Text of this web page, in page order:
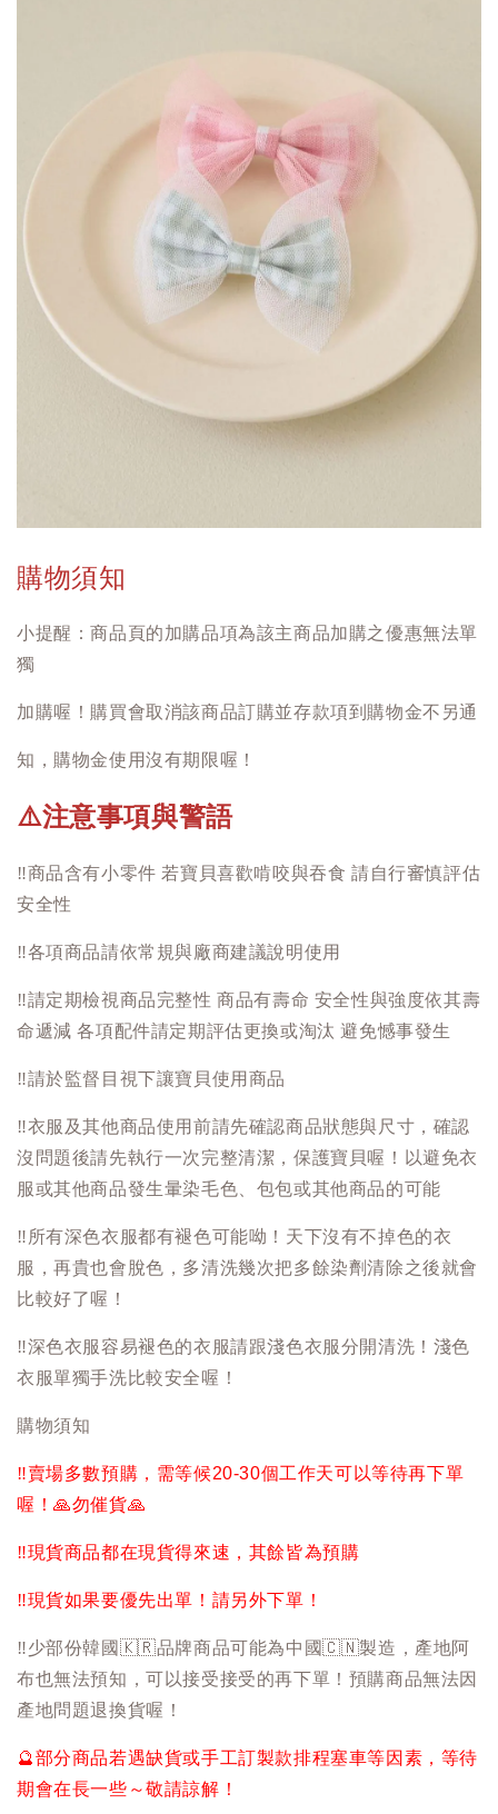
購物須知
小提醒：商品頁的加購品項為該主商品加購之優惠無法單
獨
加購喔！購買會取消該商品訂購並存款項到購物金不另通
知，購物金使用沒有期限喔！
⚠️注意事項與警語
‼️商品含有小零件 若寶貝喜歡啃咬與吞食 請自行審慎評估
安全性
‼️各項商品請依常規與廠商建議說明使用
‼️請定期檢視商品完整性 商品有壽命 安全性與強度依其壽
命遞減 各項配件請定期評估更換或淘汰 避免憾事發生
‼️請於監督目視下讓寶貝使用商品
‼️衣服及其他商品使用前請先確認商品狀態與尺寸，確認
沒問題後請先執行一次完整清潔，保護寶貝喔！以避免衣
服或其他商品發生暈染毛色、包包或其他商品的可能
‼️ 所有深色衣服都有褪色可能呦！天下沒有不掉色的衣
服，再貴也會脫色，多清洗幾次把多餘染劑清除之後就會
比較好了喔！
‼️深色衣服容易褪色的衣服請跟淺色衣服分開清洗！淺色
衣服單獨手洗比較安全喔！
購物須知
‼️賣場多數預購，需等候20-30個工作天可以等待再下單
喔！🙏勿催貨🙏
‼️現貨商品都在現貨得來速，其餘皆為預購
‼️現貨如果要優先出單！請另外下單！
‼️少部份韓國 🇰🇷品牌商品可能為中國🇨🇳製造，產地阿
布也無法預知，可以接受接受的再下單！預購商品無法因
產地問題退換貨喔！
🔮部分商品若遇缺貨或手工訂製款排程塞車等因素，等待
期會在長一些～敬請諒解！